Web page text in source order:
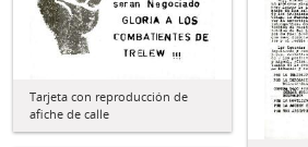
Tarjeta con reproducción de
afiche de calle